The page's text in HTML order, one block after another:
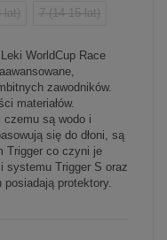
lat) 7 (14-15 lat)
WorldCup Race
zawodników.
materiałów.
czemu są wodo i
się do dłoni, są
Trigger co czyni je
systemu Trigger S oraz
protektory.